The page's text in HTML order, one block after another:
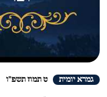
ט תמוז תשפ"ו גמרא יומית